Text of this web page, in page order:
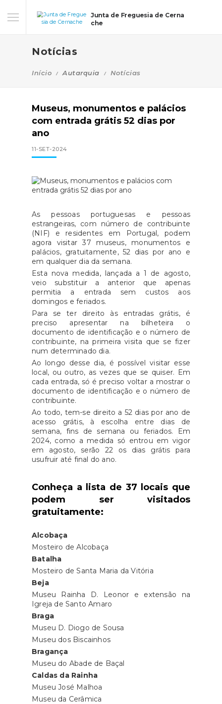
Junta de Freguesia de Cerna
che
Notícias
Início Autarquia Notícias
Museus, monumentos e palácios
com entrada grátis 52 dias por
ano
11-SET-2024
As pessoas portuguesas e pessoas
estrangeiras, com número de contribuinte
(NIF) e residentes em Portugal, podem
agora visitar 37 museus, monumentos e
palácios, gratuitamente, 52 dias por ano e
em qualquer dia da semana.
Esta nova medida, lançada a 1 de agosto,
veio substituir a anterior que apenas
permitia a entrada sem custos aos
domingos e feriados.
Para se ter direito às entradas grátis, é
preciso apresentar na bilheteira o
documento de identificação e o número de
contribuinte, na primeira visita que se fizer
num determinado dia.
Ao longo desse dia, é possível visitar esse
local, ou outro, as vezes que se quiser. Em
cada entrada, só é preciso voltar a mostrar o
documento de identificação e o número de
contribuinte.
Ao todo, tem-se direito a 52 dias por ano de
acesso grátis, à escolha entre dias de
semana, fins de semana ou feriados. Em
2024, como a medida só entrou em vigor
em agosto, serão 22 os dias grátis para
usufruir até final do ano.
Conheça a lista de 37 locais que
podem ser visitados
gratuitamente:
Alcobaça
Mosteiro de Alcobaça
Batalha
Mosteiro de Santa Maria da Vitória
Beja
Museu Rainha D. Leonor e extensão na
Igreja de Santo Amaro
Braga
Museu D. Diogo de Sousa
Museu dos Biscainhos
Bragança
Museu do Abade de Baçal
Caldas da Rainha
Museu José Malhoa
Museu da Cerâmica